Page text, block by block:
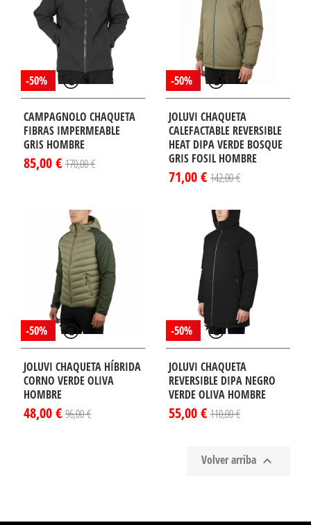
-50%
CAMPAGNOLO CHAQUETA
FIBRAS IMPERMEABLE
GRIS HOMBRE
85,00 € 170,00 €
-50%
JOLUVI CHAQUETA
CALEFACTABLE REVERSIBLE
HEAT DIPA VERDE BOSQUE
GRIS FOSIL HOMBRE
71,00 € 142,00 €
-50%
JOLUVI CHAQUETA HÍBRIDA
CORNO VERDE OLIVA
HOMBRE
48,00 € 96,00 €
-50%
JOLUVI CHAQUETA
REVERSIBLE DIPA NEGRO
VERDE OLIVA HOMBRE
55,00 € 110,00 €
Volver arriba 